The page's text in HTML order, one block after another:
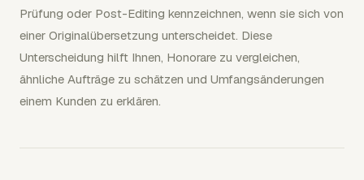
Prüfung oder Post-Editing kennzeichnen, wenn sie sich von
einer Originalübersetzung unterscheidet. Diese
Unterscheidung hilft Ihnen, Honorare zu vergleichen,
ähnliche Aufträge zu schätzen und Umfangsänderungen
einem Kunden zu erklären.